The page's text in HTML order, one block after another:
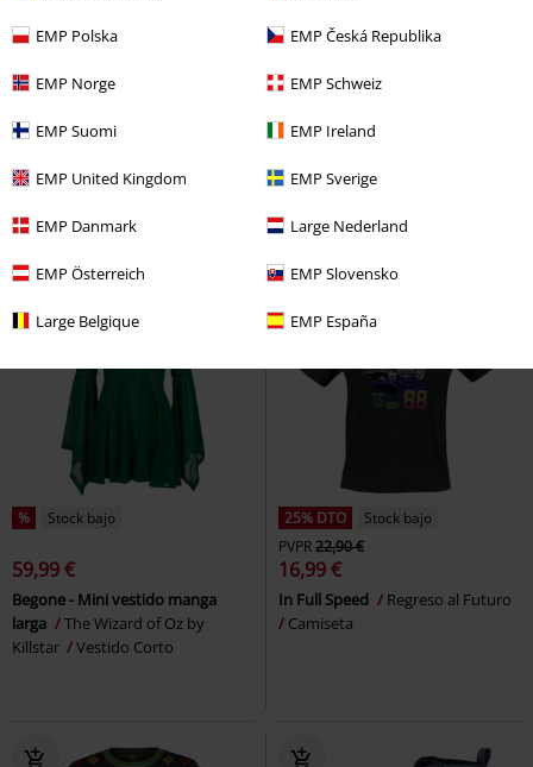
EMP Polska EMP Česká Republika
EMP Norge EMP Schweiz
EMP Suomi EMP Ireland
EMP United Kingdom EMP Sverige
EMP Danmark Large Nederland
EMP Österreich EMP Slovensko
Large Belgique EMP España
32,99 €
Exorcist by Killstar
Camiseta
19,99 €
% Stock bajo
59,99 €
Begone - Mini vestido manga
larga
The Wizard of Oz by
Killstar
Vestido Corto
25% DTO
Stock bajo
PVPR22,90 €
16,99 €
In Full Speed
Regreso al Futuro
Camiseta